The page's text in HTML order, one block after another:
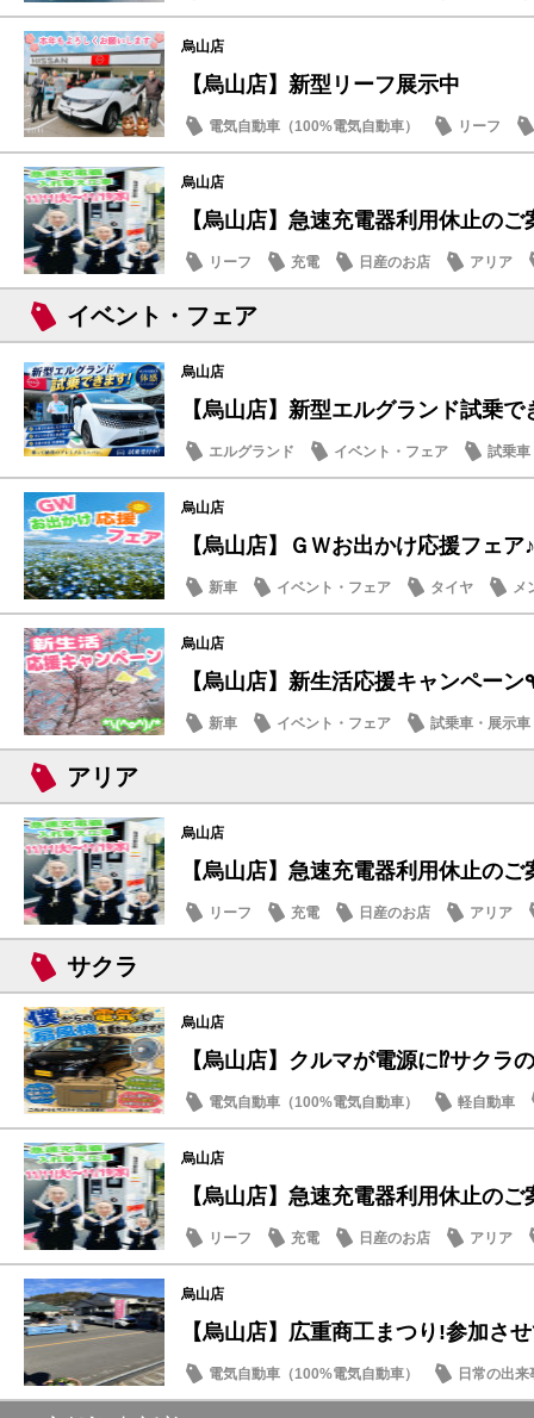
烏山店
【烏山店】新型リーフ展示中
電気自動車（100%電気自動車）
リーフ
新型車
烏山店
【烏山店】急速充電器利用休止のご
リーフ 充電 日産のお店 アリア
イベント・フェア
烏山店
【烏山店】新型エルグランド試乗で
エルグランド イベント・フェア
試乗車
記念品・プレゼント
烏山店
【烏山店】ＧＷお出かけ応援フェア♪
新車 イベント・フェア タイヤ メ
烏山店
新車 イベント・フェア
試乗車・展示車
お買得車情報
アリア
烏山店
【烏山店】急速充電器利用休止のご
リーフ 充電 日産のお店 アリア
サクラ
烏山店
【烏山店】クルマが電源に⁉サクラ
電気自動車（100%電気自動車） 軽自動車
烏山店
【烏山店】急速充電器利用休止のご
リーフ 充電 日産のお店 アリア
烏山店
【烏山店】広重商工まつり!参加さ
電気自動車（100%電気自動車）
日常の出来
サクラ